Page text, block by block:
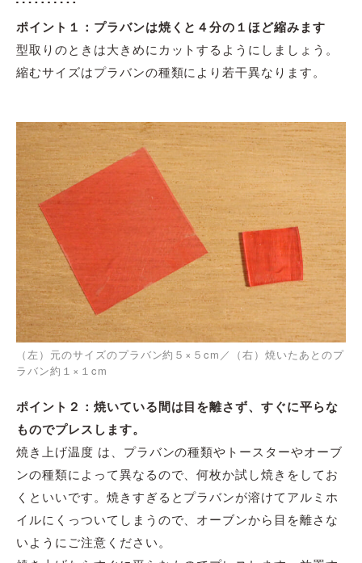
ポイント１： プラバンは焼くと４分の１ほど縮みます
型取りのときは大きめにカットするようにしましょう。
縮むサイズはプラバンの種類により若干異なります。
（左）元のサイズのプラバン約５×５cm／（右）焼いたあとのプ
ラバン約１×１cm
ポイント２： 焼いている間は目を離さず、すぐに平らな
ものでプレス します。
焼き上げ温度 は、プラバンの種類やトースターやオーブ
ンの種類によって異なるので、何枚か試し焼きをしてお
くといいです。焼きすぎるとプラバンが溶けてアルミホ
イルにくっついてしまうので、オーブンから目を離さな
いようにご注意ください。